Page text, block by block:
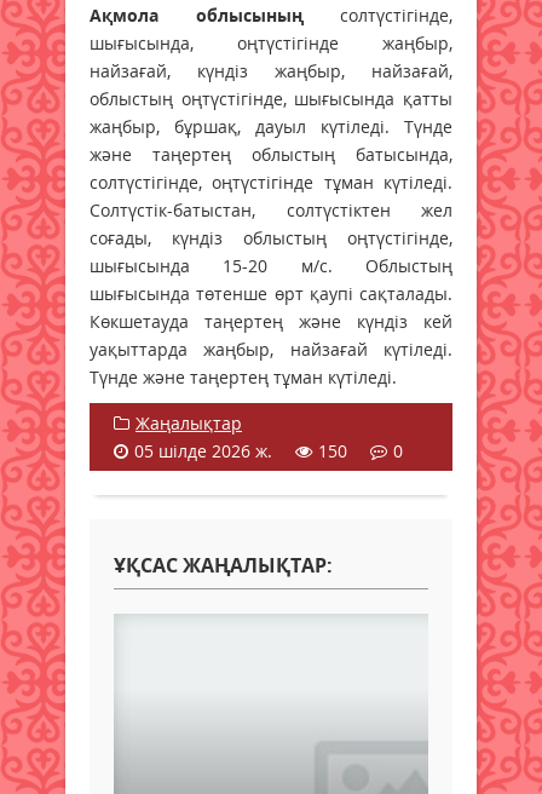
Ақмола облысының солтүстігінде,
шығысында, оңтүстігінде жаңбыр,
найзағай, күндіз жаңбыр, найзағай,
облыстың оңтүстігінде, шығысында қатты
жаңбыр, бұршақ, дауыл күтіледі. Түнде
және таңертең облыстың батысында,
солтүстігінде, оңтүстігінде тұман күтіледі.
Солтүстік-батыстан, солтүстіктен жел
соғады, күндіз облыстың оңтүстігінде,
шығысында 15-20 м/с. Облыстың
шығысында төтенше өрт қаупі сақталады.
Көкшетауда таңертең және күндіз кей
уақыттарда жаңбыр, найзағай күтіледі.
Түнде және таңертең тұман күтіледі.
Жаңалықтар
05 шілде 2026 ж.
150 0
ҰҚСАС ЖАҢАЛЫҚТАР: